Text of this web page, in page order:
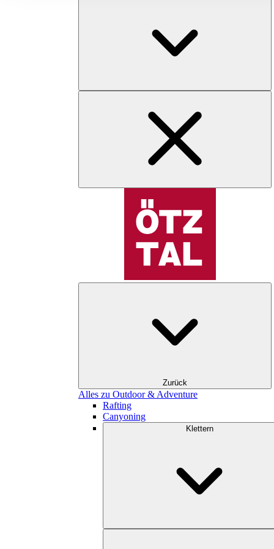
Zurück
Alles zu Outdoor & Adventure
Rafting
Canyoning
Klettern